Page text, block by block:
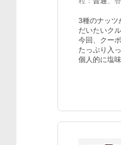
3種のナッツ
だいたいク
今回、クー
たっぷり入
個人的に塩